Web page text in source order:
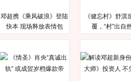
邓超携《乘风破浪》登陆
快本 现场释放表情包
《健忘村》舒淇
覆，“村”出自